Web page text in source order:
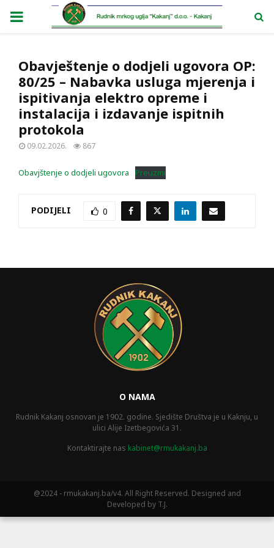
PRIMARY
Obavještenje o dodjeli ugovora OP:
80/25 – Nabavka usluga mjerenja i
ispitivanja elektro opreme i
instalacija i izdavanje ispitnih
protokola
09.02.2026. 867
Obavjštenje o dodjeli ugovora Preuzmi
PODIJELI 0
O NAMA
Rudnik Kakanj osnovan je 1902. godine. Sjedište Društva je u Kaknju, u
ulici Alije Izetbegovića 31.
Kontaktirajte nas kabinet@rmukakanj.ba
@2024 - rmukakanj.ba/v4. All Right Reserved. Designed and
Developed by T.J.